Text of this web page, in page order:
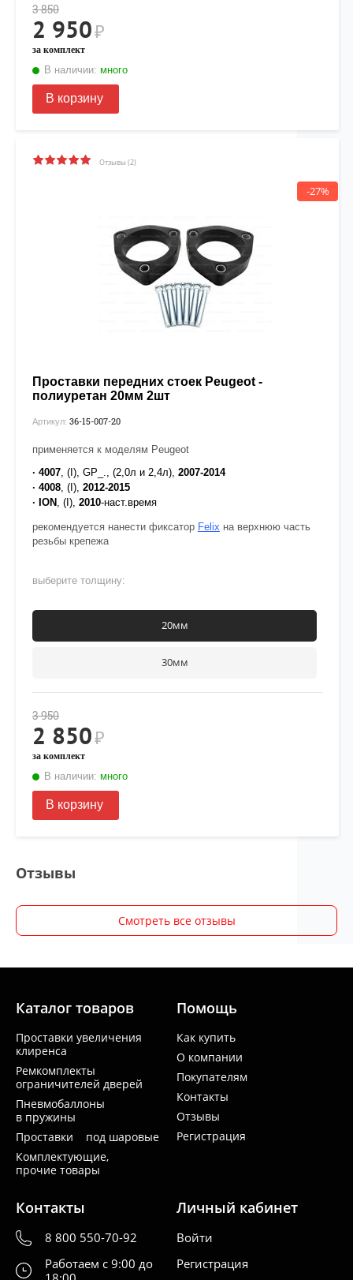
3 850
2 950₽
за комплект
В наличии: много
В корзину
Отзывы (2)
-27%
Проставки передних стоек Peugeot -
полиуретан 20мм 2шт
Артикул: 36-15-007-20
применяется к моделям Peugeot
· 4007 , (I), GP_., (2,0л и 2,4л), 2007-2014
· 4008 , (I), 2012-2015
· ION
, (I), 2010-наст.время
рекомендуется нанести фиксатор Felix на верхнюю часть
резьбы крепежа
выберите толщину:
20мм
30мм
3 950
2 850₽
за комплект
В наличии: много
В корзину
Отзывы
Смотреть все отзывы
Каталог товаров
Проставки увеличения
клиренса
Ремкомплекты
ограничителей дверей
Пневмобаллоны
в пружины
Проставки под шаровые
Комплектующие,
прочие товары
Помощь
Как купить
О компании
Покупателям
Контакты
Отзывы
Регистрация
Контакты
8 800 550-70-92
Работаем с 9:00 до
Личный кабинет
Войти
Регистрация